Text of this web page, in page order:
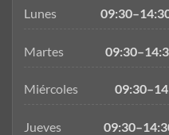
Lunes
Martes
Miércoles
Jueves